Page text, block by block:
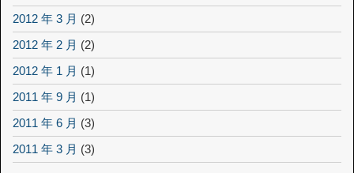
2012 年 3 月 (2)
2012 年 2 月 (2)
2012 年 1 月 (1)
2011 年 9 月 (1)
2011 年 6 月 (3)
2011 年 3 月 (3)